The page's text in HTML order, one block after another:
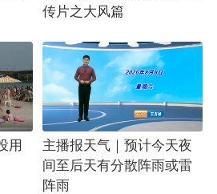
传片之大风篇
用
主播报天气｜预计今天夜
间至后天有分散阵雨或雷
阵雨